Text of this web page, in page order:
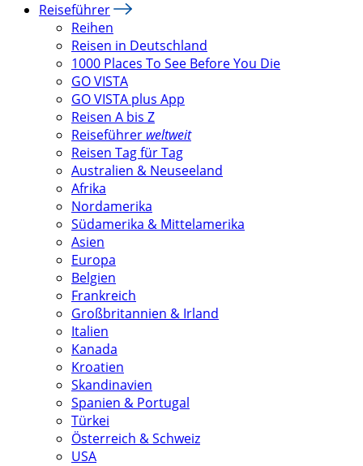
Reiseführer
Reihen
Reisen in Deutschland
1000 Places To See Before You Die
GO VISTA
GO VISTA plus App
Reisen A bis Z
Reiseführer weltweit
Reisen Tag für Tag
Australien & Neuseeland
Afrika
Nordamerika
Südamerika & Mittelamerika
Asien
Europa
Belgien
Frankreich
Großbritannien & Irland
Italien
Kanada
Kroatien
Skandinavien
Spanien & Portugal
Türkei
Österreich & Schweiz
USA